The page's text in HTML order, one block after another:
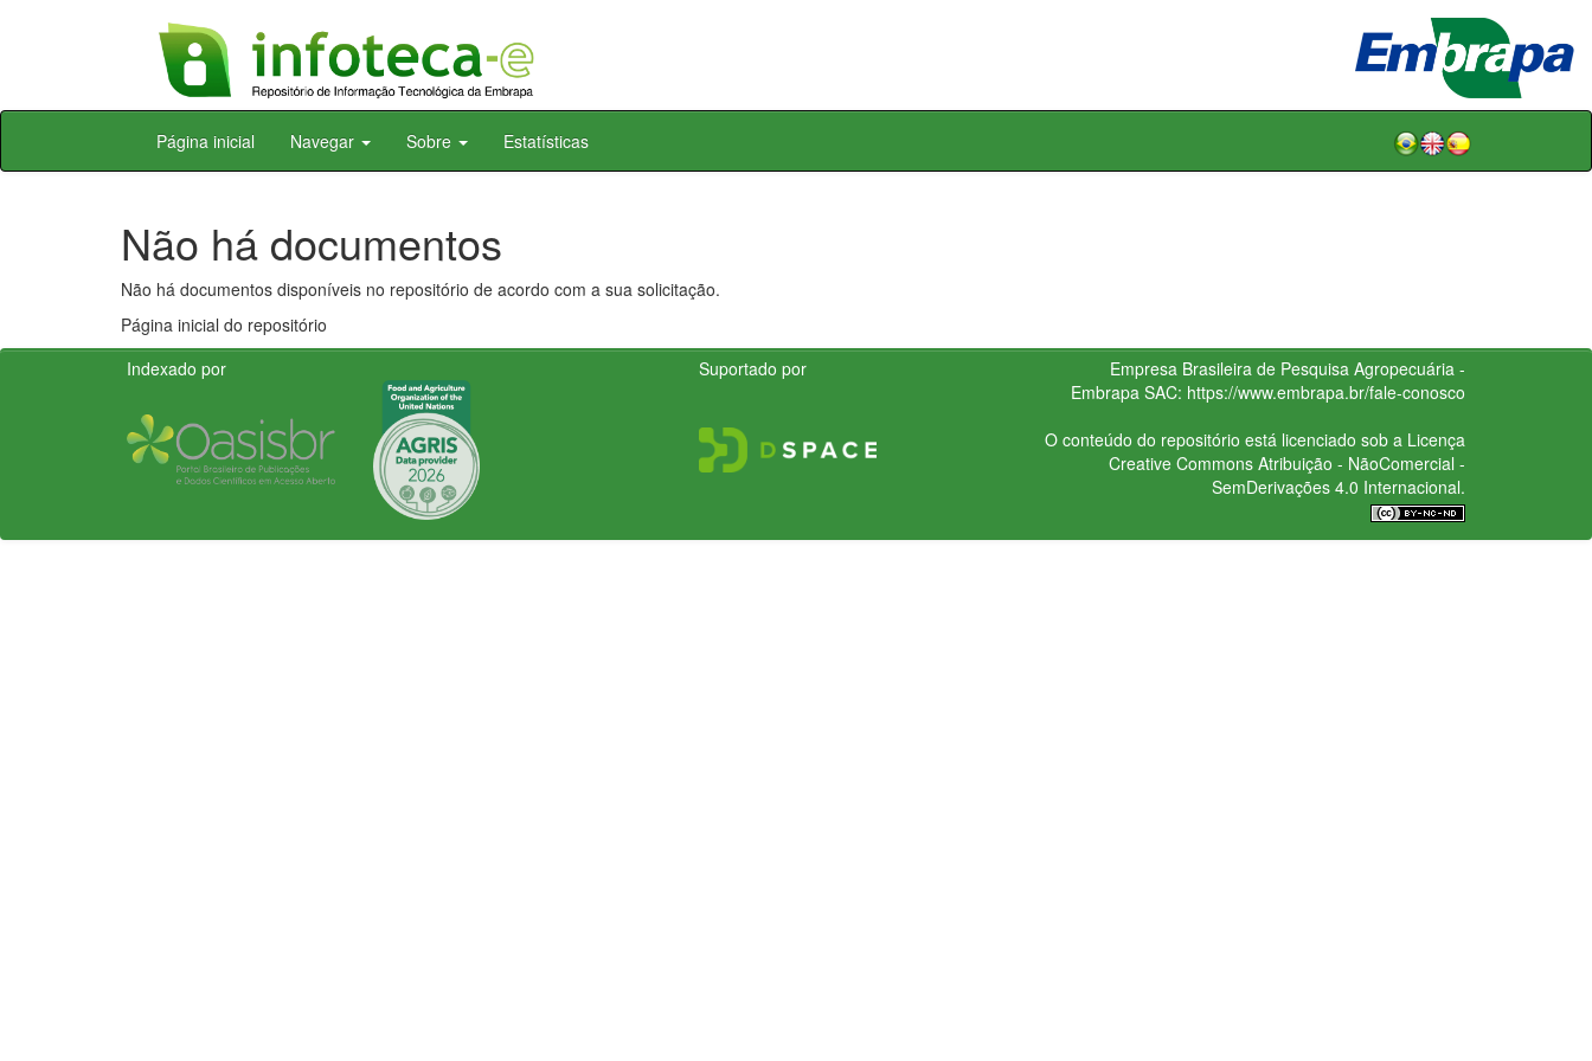
Skip
Página inicial Navegar Sobre Estatísticas
Não há documentos
Não há documentos disponíveis no repositório de acordo com a sua solicitação.
Página inicial do repositório
Indexado por
Suportado por
Empresa Brasileira de Pesquisa Agropecuária -
Embrapa SAC: https://www.embrapa.br/fale-conosco
O conteúdo do repositório está licenciado sob a Licença
Creative CommonsAtribuição - NãoComercial -
SemDerivações 4.0 Internacional.